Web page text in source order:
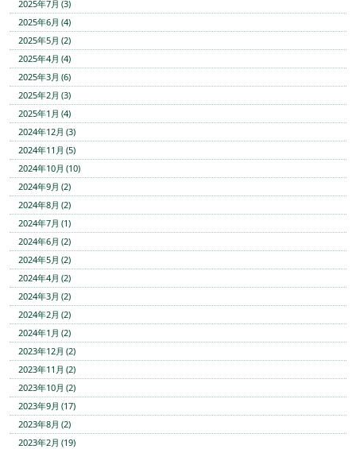
2025年7月 (3)
2025年6月 (4)
2025年5月 (2)
2025年4月 (4)
2025年3月 (6)
2025年2月 (3)
2025年1月 (4)
2024年12月 (3)
2024年11月 (5)
2024年10月 (10)
2024年9月 (2)
2024年8月 (2)
2024年7月 (1)
2024年6月 (2)
2024年5月 (2)
2024年4月 (2)
2024年3月 (2)
2024年2月 (2)
2024年1月 (2)
2023年12月 (2)
2023年11月 (2)
2023年10月 (2)
2023年9月 (17)
2023年8月 (2)
2023年2月 (19)